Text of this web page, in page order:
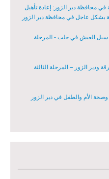
سبل العيش في حلب - المرحلة
الزور – المرحلة الثالثة
الأم والطفل في دير الزور
ودير الزور - المرحلة الثالثة
في مدينة جسر الشغور